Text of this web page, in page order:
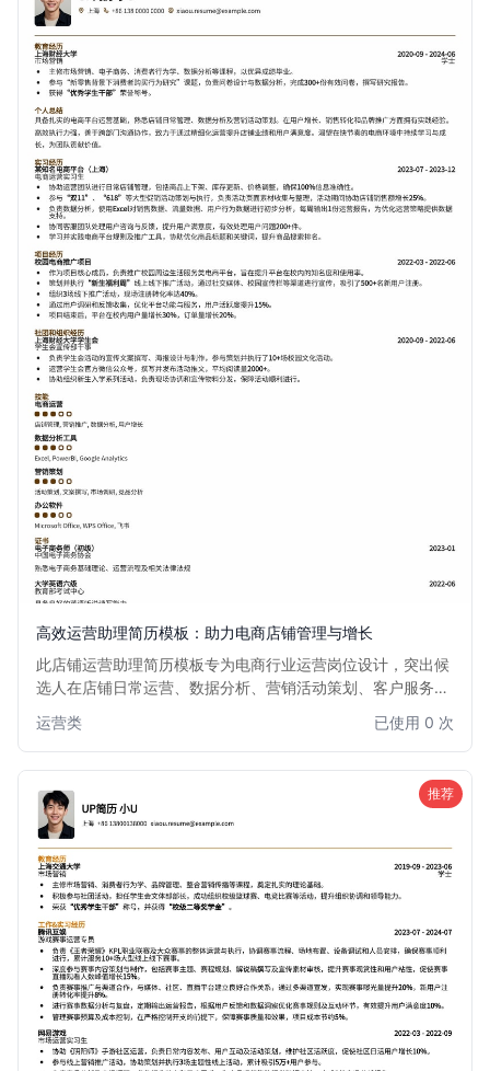
高效运营助理简历模板：助力电商店铺管理与增长
此店铺运营助理简历模板专为电商行业运营岗位设计，突出候
选人在店铺日常运营、数据分析、营销活动策划、客户服务等
速吸引招聘方目光，展现其在提升店铺业绩、优化运营效率方
面的潜力。适用于有一定电商运营经验或希望进入电商运营领
运营类 已使用 0 次
推荐